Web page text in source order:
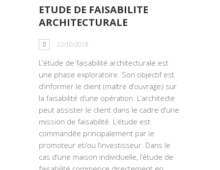
ETUDE DE FAISABILITE
ARCHITECTURALE
22/10/2018
L’étude de faisabilité architecturale est
une phase exploratoire. Son objectif est
d’informer le client (maître d’ouvrage) sur
la faisabilité d’une opération. L’architecte
peut assister le client dans le cadre d’une
mission de faisabilité. L’étude est
commandée principalement par le
promoteur et/ou l’investisseur. Dans le
cas d’une maison individuelle, l’étude de